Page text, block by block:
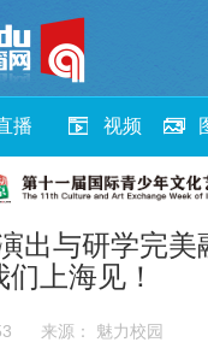
播 视频
出与研学完美
上海见！
来源： 魅力校园